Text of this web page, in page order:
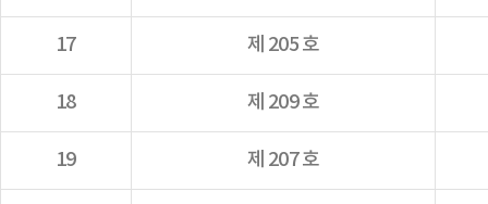
17 제 205 호
18 제 209 호
19 제 207 호